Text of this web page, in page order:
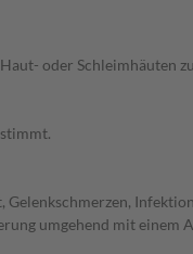
oder Schleimhäuten
umgehend mit einem